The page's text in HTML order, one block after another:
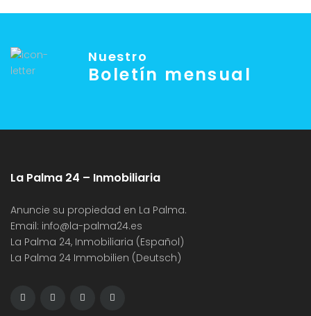
Nuestro
Boletín mensual
La Palma 24 – Inmobiliaria
Anuncie su propiedad en La Palma.
Email: info@la-palma24.es
La Palma 24, Inmobiliaria (Español)
La Palma 24 Immobilien (Deutsch)